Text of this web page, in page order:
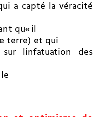
a capté la véracité
qu« il
terre) et qui
linfatuation des